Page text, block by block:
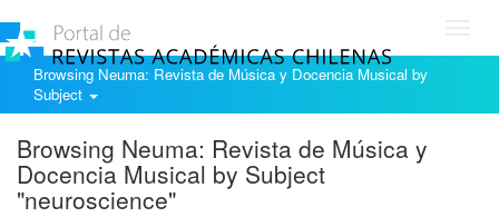
Browsing Neuma: Revista de Música y Docencia Musical by
Subject
Browsing Neuma: Revista de Música y
Docencia Musical by Subject
"neuroscience"